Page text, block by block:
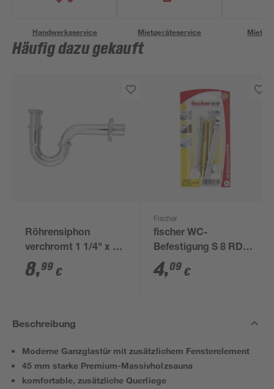
Handwerksservice Mietgeräteservice
Häufig dazu gekauft
Röhrensiphon
verchromt 1 1/4" x 32
mm
8,99 €
Fischer
fischer WC-
Befestigung S 8 RD
80 2 Stück
4,09 €
Beschreibung
Moderne Ganzglastür mit zusätzlichem Fensterelement
45 mm starke Premium-Massivholzsauna
komfortable, zusätzliche Querliege